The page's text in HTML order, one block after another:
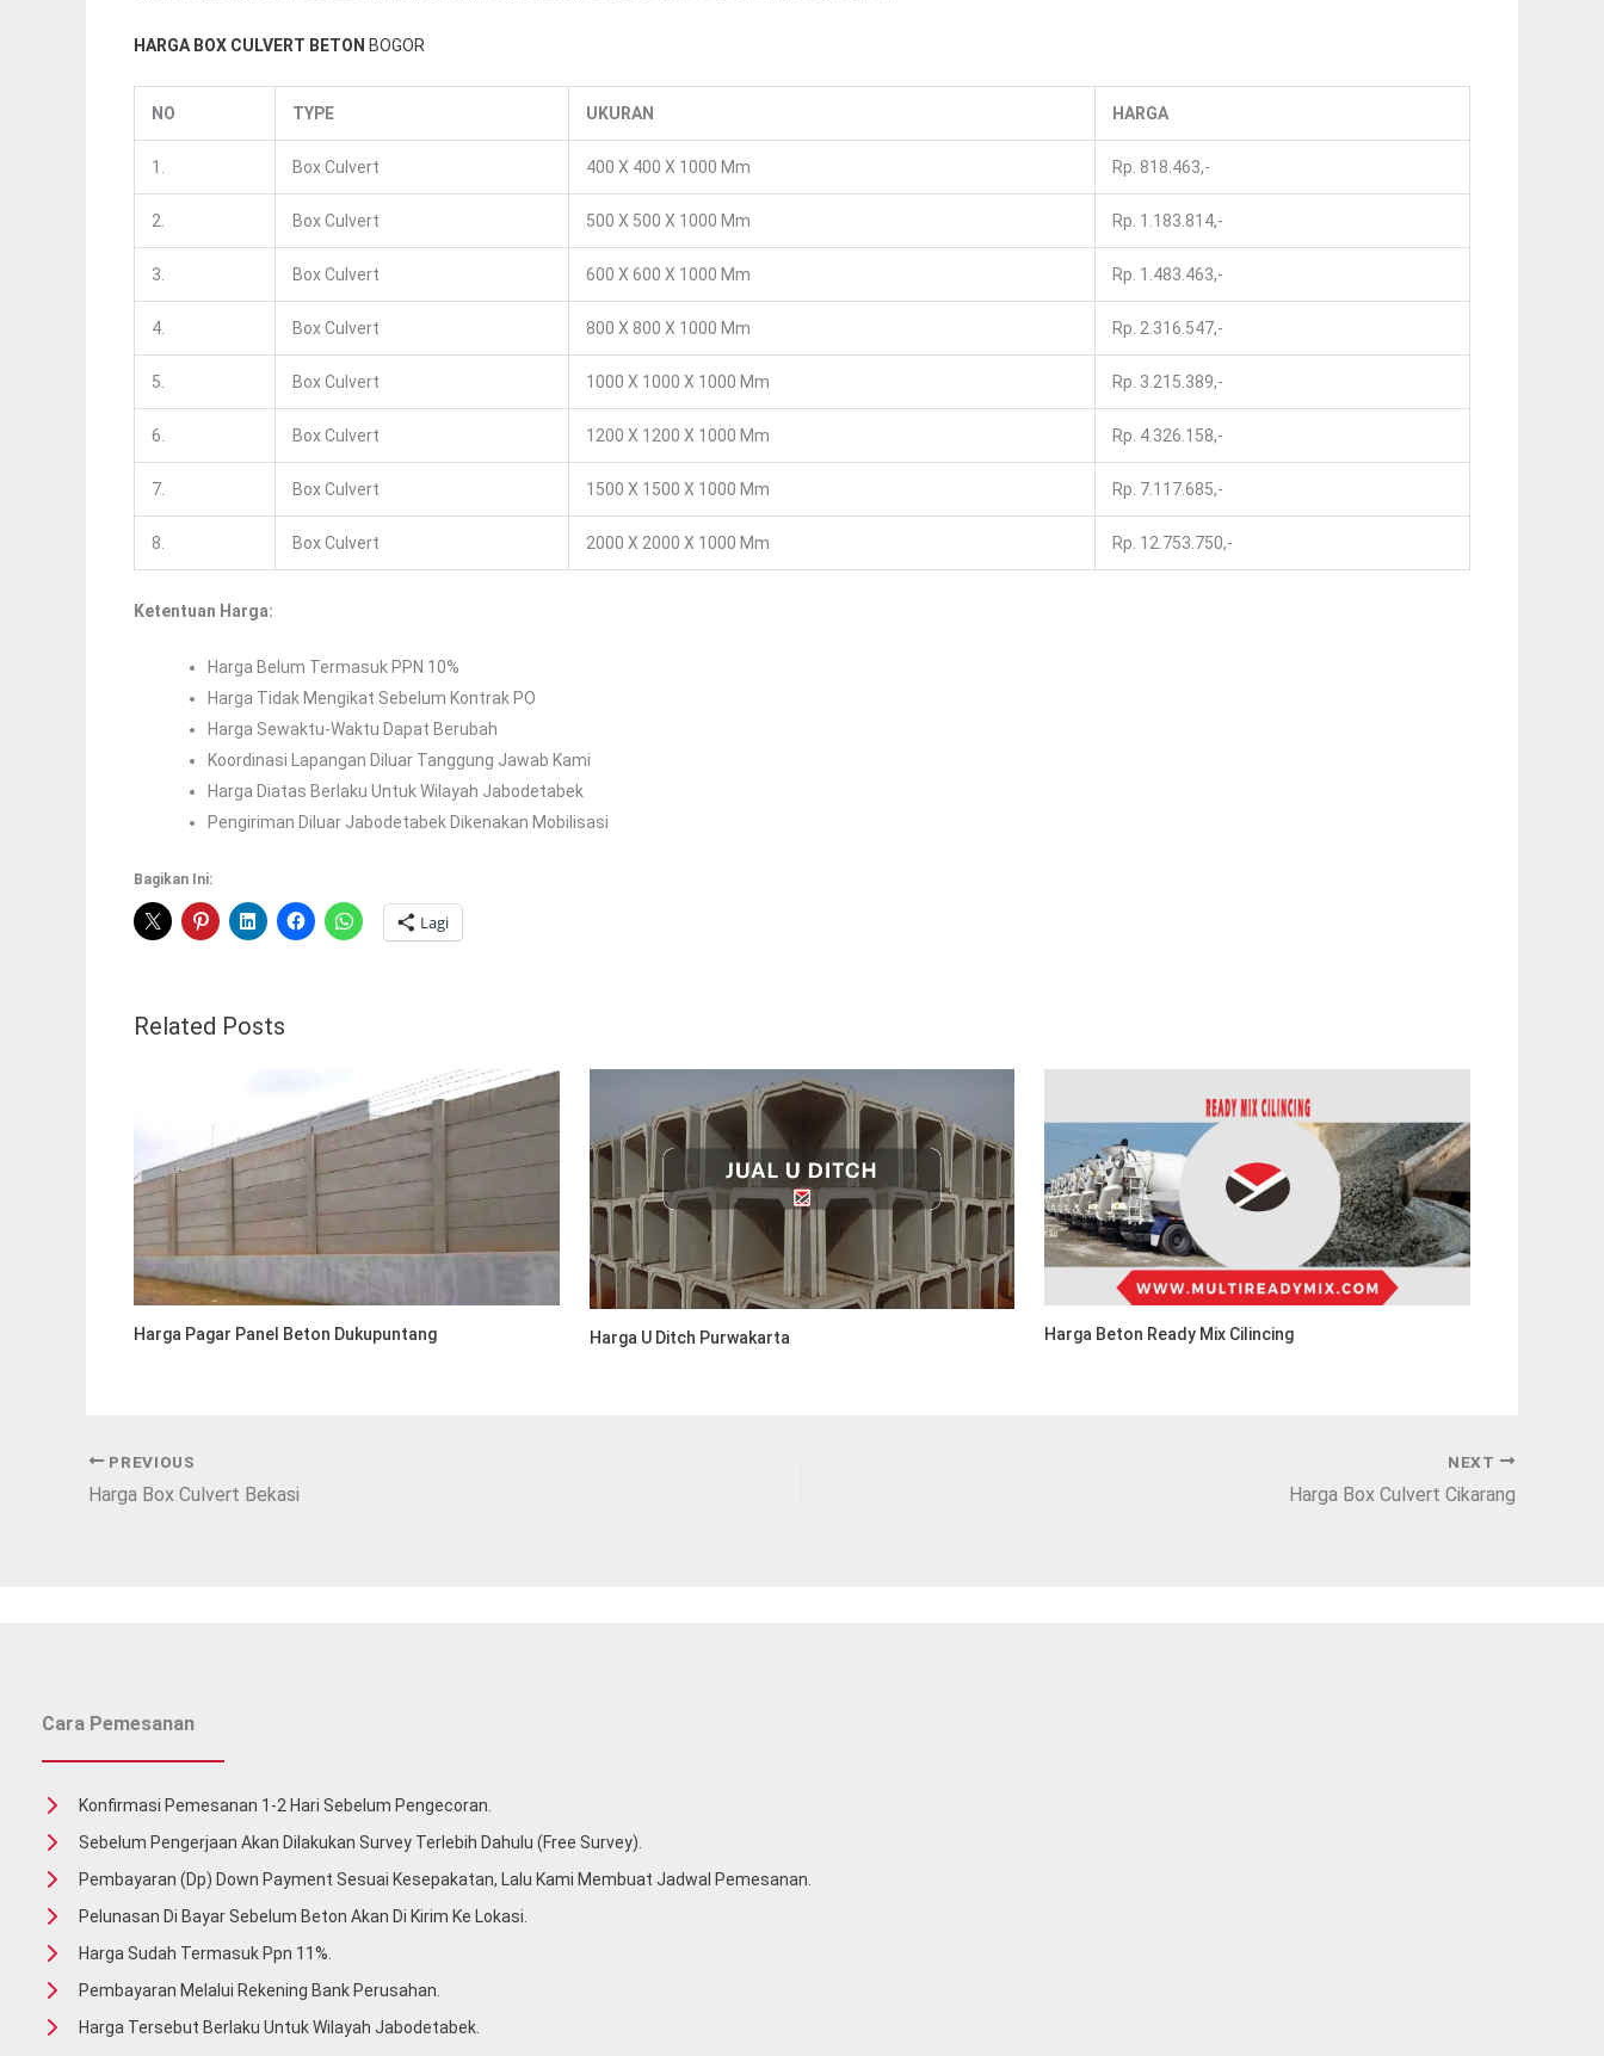
HARGA BOX CULVERT BETON BOGOR
NO TYPE UKURAN HARGA
1. Box Culvert 400 X 400 X 1000 Mm Rp. 818.463,-
2. Box Culvert 500 X 500 X 1000 Mm Rp. 1.183.814,-
3. Box Culvert 600 X 600 X 1000 Mm Rp. 1.483.463,-
4. Box Culvert 800 X 800 X 1000 Mm Rp. 2.316.547,-
5. Box Culvert 1000 X 1000 X 1000 Mm Rp. 3.215.389,-
6. Box Culvert 1200 X 1200 X 1000 Mm Rp. 4.326.158,-
7. Box Culvert 1500 X 1500 X 1000 Mm Rp. 7.117.685,-
8. Box Culvert 2000 X 2000 X 1000 Mm Rp. 12.753.750,-
Ketentuan Harga:
Harga Belum Termasuk PPN 10%
Harga Tidak Mengikat Sebelum Kontrak PO
Harga Sewaktu-Waktu Dapat Berubah
Koordinasi Lapangan Diluar Tanggung Jawab Kami
Harga Diatas Berlaku Untuk Wilayah Jabodetabek
Pengiriman Diluar Jabodetabek Dikenakan Mobilisasi
Bagikan Ini:
Lagi
Related Posts
Harga Pagar Panel Beton Dukupuntang Harga U Ditch Purwakarta Harga Beton Ready Mix Cilincing
PREVIOUS
Harga Box Culvert Bekasi
NEXT
Harga Box Culvert Cikarang
Cara Pemesanan
Konfirmasi Pemesanan 1-2 Hari Sebelum Pengecoran.
Sebelum Pengerjaan Akan Dilakukan Survey Terlebih Dahulu (free Survey).
Pembayaran (Dp) Down Payment Sesuai Kesepakatan, Lalu Kami Membuat Jadwal Pemesanan.
Pelunasan Di Bayar Sebelum Beton Akan Di Kirim Ke Lokasi.
Harga Sudah Termasuk Ppn 11%.
Pembayaran Melalui Rekening Bank Perusahan.
Harga Tersebut Berlaku Untuk Wilayah Jabodetabek.